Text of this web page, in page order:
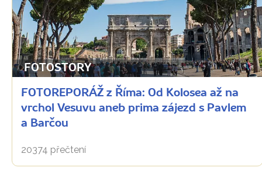
FOTOSTORY
FOTOREPORÁŽ z Říma: Od Kolosea až na
vrchol Vesuvu aneb prima zájezd s Pavlem
a Barčou
20374 přečtení